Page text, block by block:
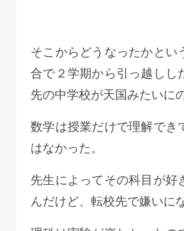
そこからどうなったかとい
合で２学期から引っ越しし
先の中学校が天国みたいに
数学は授業だけで理解でき
はなかった。
先生によってその科目が好
んだけど、転校先で嫌いに